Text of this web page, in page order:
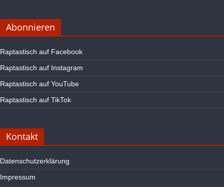
Abonnieren
Raptastisch auf Facebook
Raptastisch auf Instagram
Raptastisch auf YouTube
Raptastisch auf TikTok
Kontakt
Datenschutzerklärung
Impressum